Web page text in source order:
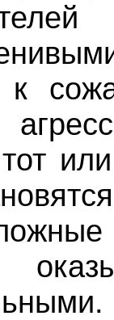
тот